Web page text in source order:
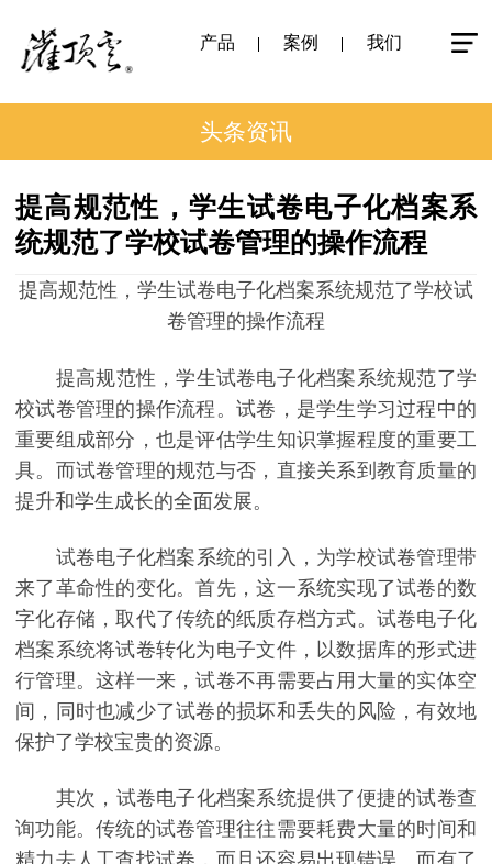
产品 案例 我们
头条资讯
提高规范性，学生试卷电子化档案系
统规范了学校试卷管理的操作流程
提高规范性，学生试卷电子化档案系统规范了学校试
卷管理的操作流程
提高规范性，学生试卷电子化档案系统规范了学
校试卷管理的操作流程。试卷，是学生学习过程中的
重要组成部分，也是评估学生知识掌握程度的重要工
具。而试卷管理的规范与否，直接关系到教育质量的
提升和学生成长的全面发展。
试卷电子化档案系统的引入，为学校试卷管理带
来了革命性的变化。首先，这一系统实现了试卷的数
字化存储，取代了传统的纸质存档方式。试卷电子化
档案系统将试卷转化为电子文件，以数据库的形式进
行管理。这样一来，试卷不再需要占用大量的实体空
间，同时也减少了试卷的损坏和丢失的风险，有效地
保护了学校宝贵的资源。
其次，试卷电子化档案系统提供了便捷的试卷查
询功能。传统的试卷管理往往需要耗费大量的时间和